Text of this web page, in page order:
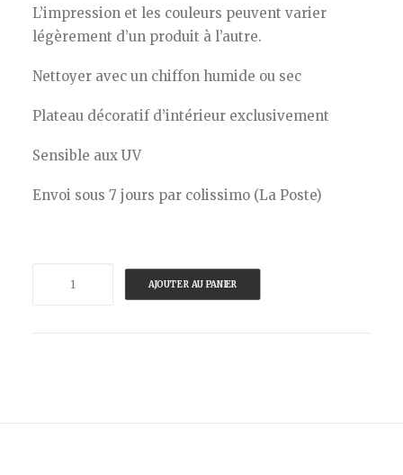
L’impression et les couleurs peuvent varier
légèrement d’un produit à l’autre.
Nettoyer avec un chiffon humide ou sec
Plateau décoratif d’intérieur exclusivement
Sensible aux UV
Envoi sous 7 jours par colissimo (La Poste)
AJOUTER AU PANIER